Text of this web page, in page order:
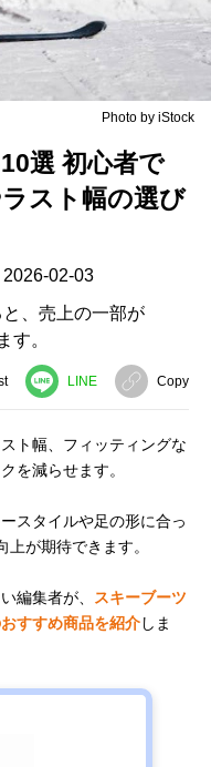
Photo by iStock
選 初心者で
スト幅の選び
02-03
、売上の一部が
す。
LINE Copy
ト幅、フィッティングな
を減らせます。
スタイルや足の形に合っ
が期待できます。
編集者が、 スキーブーツ
すすめ商品を紹介しま